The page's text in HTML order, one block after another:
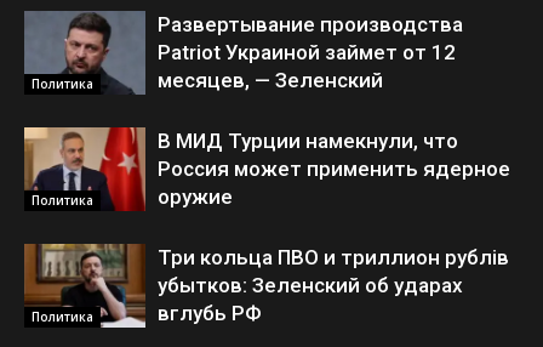
Политика
Развертывание производства
Patriot Украиной займет от 12
месяцев, — Зеленский
Политика
В МИД Турции намекнули, что
Россия может применить ядерное
оружие
Политика
Три кольца ПВО и триллион рублів
убытков: Зеленский об ударах
вглубь РФ